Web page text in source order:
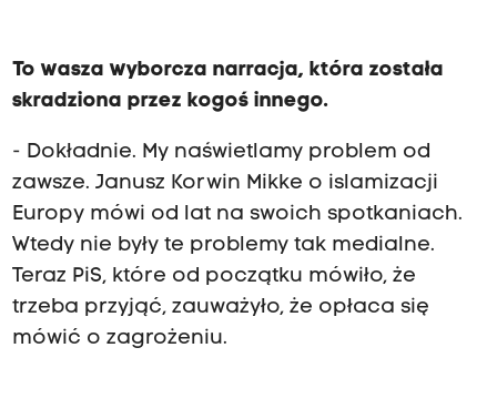
To wasza wyborcza narracja, która została
skradziona przez kogoś innego.
- Dokładnie. My naświetlamy problem od
zawsze. Janusz Korwin Mikke o islamizacji
Europy mówi od lat na swoich spotkaniach.
Wtedy nie były te problemy tak medialne.
Teraz PiS, które od początku mówiło, że
trzeba przyjąć, zauważyło, że opłaca się
mówić o zagrożeniu.